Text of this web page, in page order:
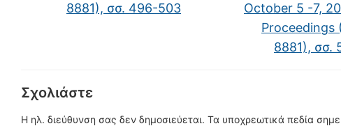
8881), σσ. 496-503
October 5 -7,
Proceedings
8881), σσ.
Σχολιάστε
Η ηλ. διεύθυνση σας δεν δημοσιεύεται. Τα υποχρεωτικά πεδία